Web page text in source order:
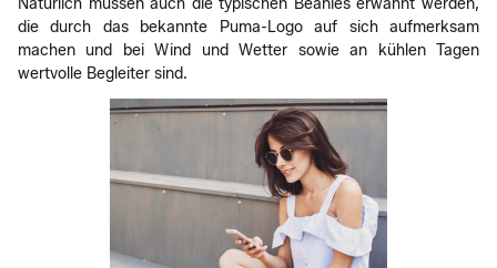
die durch das bekannte Puma-Logo auf sich aufmerksam
machen und bei Wind und Wetter sowie an kühlen Tagen
wertvolle Begleiter sind.